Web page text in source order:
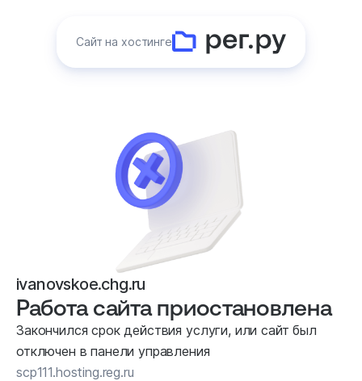
Сайт на хостинге
ivanovskoe.chg.ru
Работа сайта приостановлена
Закончился срок действия услуги, или сайт был
отключен в панели управления
scp111.hosting.reg.ru